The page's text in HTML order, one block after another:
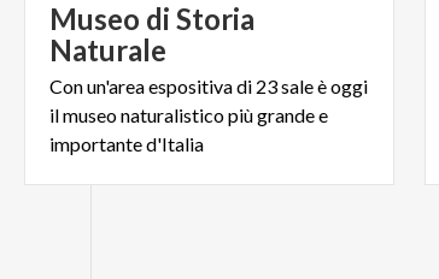
Museo di Storia
Naturale
Con un'area espositiva di 23 sale è oggi
il museo naturalistico più grande e
importante d'Italia